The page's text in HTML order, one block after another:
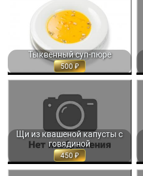
Тыквенный суп-пюре
500
ТЫКВЕННЫЙ СУП-ПЮРЕ С
ЖАРЕНЫМИ ТЫКВЕННЫМИ
СЕМЕЧКАМИ И... 330 ГР. 500
Щи из квашеной капусты с
говядиной
450
ЩИ ИЗ КВАШЕНОЙ КАПУСТЫ С
ГОВЯДИНОЙ 350 МЛ. 450